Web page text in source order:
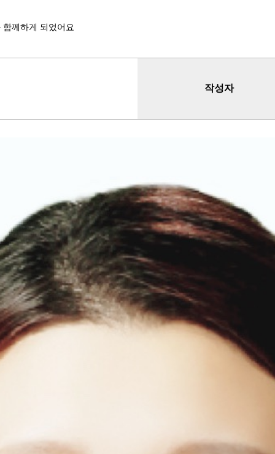
께하게 되었어요
작성자